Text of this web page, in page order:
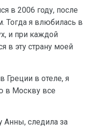
в 2006 году, после
Тогда я влюбилась в
и при каждой
в эту страну моей
Греции в отеле, я
в Москву все
Анны, следила за